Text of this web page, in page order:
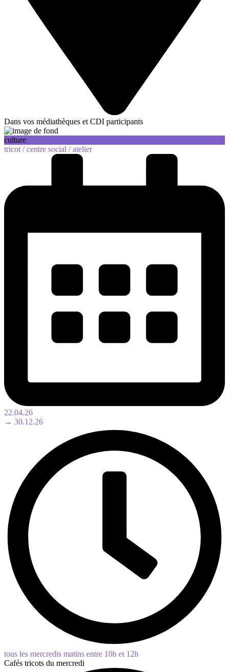
Dans vos médiathèques et CDI participants
culture
tricot /centre social /atelier
22.04.26
→ 30.12.26
tous les mercredis matins entre 10h et 12h
Cafés tricots du mercredi